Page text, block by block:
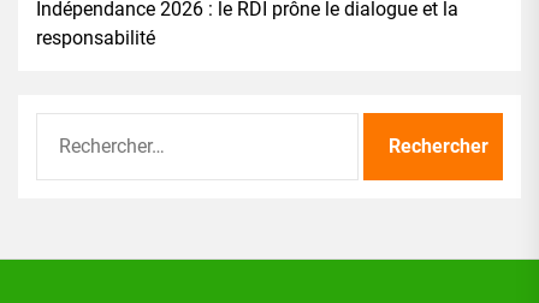
Indépendance 2026 : le RDI prône le dialogue et la
responsabilité